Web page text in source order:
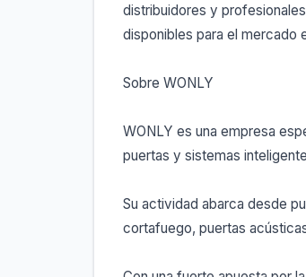
distribuidores y
disponibles para el mercado
Sobre WONLY
WONLY es una empresa
puertas y sistemas
Su actividad abarca desde
cortafuego, puertas